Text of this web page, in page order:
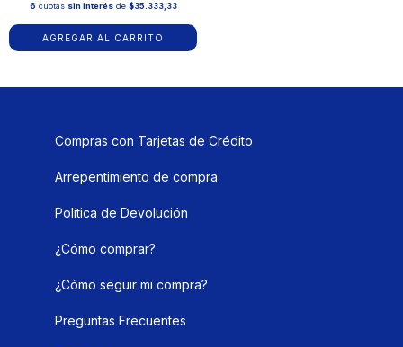
6 cuotas sin interésde $35.333,33
Compras con Tarjetas de Crédito
Arrepentimiento de compra
Política de Devolución
¿Cómo comprar?
¿Cómo seguir mi compra?
Preguntas Frecuentes